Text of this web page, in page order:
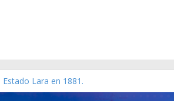
Lara en 1881.